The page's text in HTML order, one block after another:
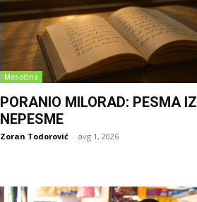
Mesečina
PORANIO MILORAD: PESMA IZ
NEPESME
Zoran Todorović - avg 1, 2026